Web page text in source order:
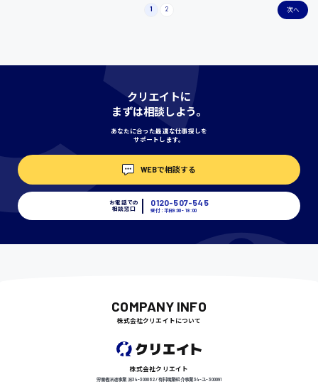
時給1400円〜
1 2 次へ
クリエイトに
まずは相談しよう。
あなたに合った最適な仕事探しを
サポートします。
WEBで相談する
お電話での
相談窓口
0120-507-545
受付：平日9:00 - 18:00
COMPANY INFO
株式会社クリエイトについて
株式会社クリエイト
労働者派遣事業 派34-300062 / 有料職業紹介事業 34-ユ-300091